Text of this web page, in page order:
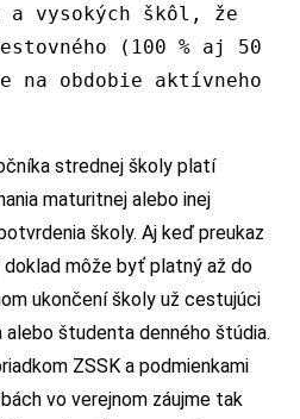
a vysokých škôl, že
(100 % aj 50
na obdobie aktívneho
strednej školy platí
maturitnej alebo inej
školy. Aj keď preukaz
môže byť platný až do
ukončení školy už cestujúci
alebo študenta denného štúdia.
ZSSK a podmienkami
vo verejnom záujme tak